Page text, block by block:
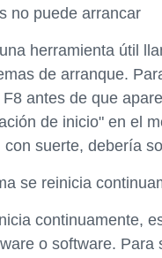
no puede arrancar
herramienta útil
de arranque.
antes de que
de inicio" en el
suerte, debería
se reinicia
continuamente,
o software.